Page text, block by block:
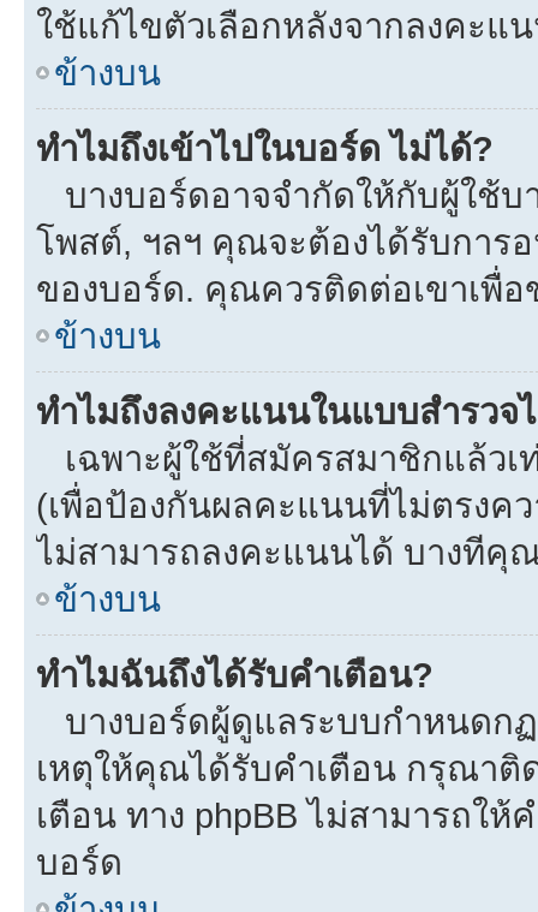
ใช้แก้ไขตัวเลือกหลังจากลงคะแ
ข้างบน
ทำไมถึงเข้าไปในบอร์ด ไม่ได้?
บางบอร์ดอาจจำกัดให้กับผู้ใช้บ
โพสต์, ฯลฯ คุณจะต้องได้รับการ
ของบอร์ด. คุณควรติดต่อเขาเพื่
ข้างบน
ทำไมถึงลงคะแนนในแบบสำรวจ
เฉพาะผู้ใช้ที่สมัครสมาชิกแล้ว
(เพื่อป้องกันผลคะแนนที่ไม่ตรงค
ไม่สามารถลงคะแนนได้ บางทีคุ
ข้างบน
ทำไมฉันถึงได้รับคำเตือน?
บางบอร์ดผู้ดูแลระบบกำหนดก
เหตุให้คุณได้รับคำเตือน กรุณา
เตือน ทาง phpBB ไม่สามารถใ
บอร์ด